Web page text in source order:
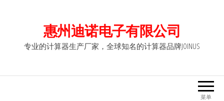
惠州迪诺电子有限公司
专业的计算器生产厂家，全球知名的计算器品牌JOINUS
菜单